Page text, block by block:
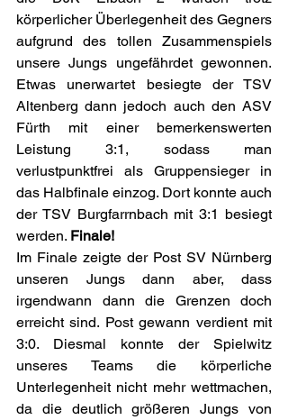
körperlicher Überlegenheit des Gegners
aufgrund des tollen Zusammenspiels
unsere Jungs ungefährdet gewonnen.
Etwas unerwartet besiegte der TSV
Altenberg dann jedoch auch den ASV
Fürth mit einer bemerkenswerten
Leistung 3:1, sodass man
verlustpunktfrei als Gruppensieger in
das Halbfinale einzog. Dort konnte auch
der TSV Burgfarrnbach mit 3:1 besiegt
werden. Finale!
Im Finale zeigte der Post SV Nürnberg
unseren Jungs dann aber, dass
irgendwann dann die Grenzen doch
erreicht sind. Post gewann verdient mit
3:0. Diesmal konnte der Spielwitz
unseres Teams die körperliche
Unterlegenheit nicht mehr wettmachen,
da die deutlich größeren Jungs von